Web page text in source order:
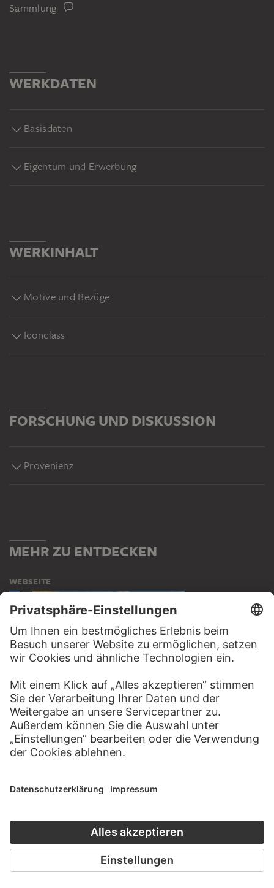
Sammlung
WERKDATEN
Basisdaten
Eigentum und Erwerbung
WERKINHALT
Motive und Bezüge
Iconclass
FORSCHUNG UND DISKUSSION
Provenienz
MEHR ZU ENTDECKEN
WEBSEITE
BESUCHEN SIE DAS
STÄDEL MUSEUM
ZUR WEBSEITE
Haben Sie Anregungen, Fragen oder Informationen zu